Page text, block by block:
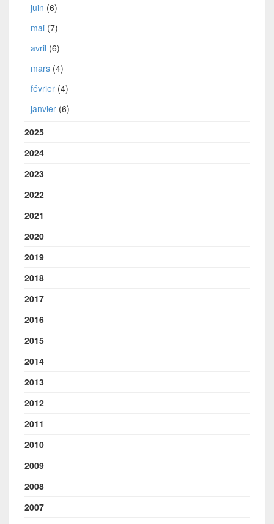
juin (6)
mai (7)
avril (6)
mars (4)
février (4)
janvier (6)
2025
2024
2023
2022
2021
2020
2019
2018
2017
2016
2015
2014
2013
2012
2011
2010
2009
2008
2007